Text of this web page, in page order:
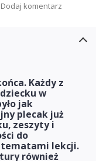
Dodaj komentarz
Każdy z
w
jak
plecak już
zeszyty i
do
tematami lekcji.
również